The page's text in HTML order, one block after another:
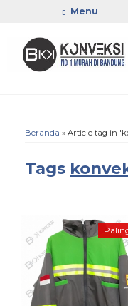
Menu
Beranda » Article tag in
Tags